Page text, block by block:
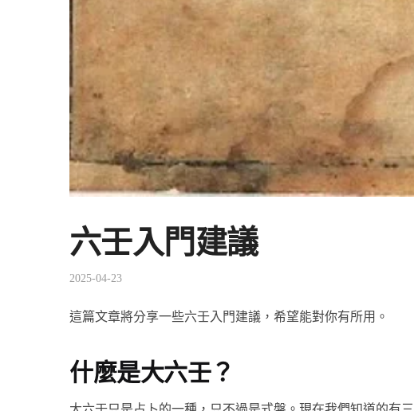
六壬入門建議
2025-04-23
這篇文章將分享一些六壬入門建議，希望能對你有所用。
什麼是大六壬？